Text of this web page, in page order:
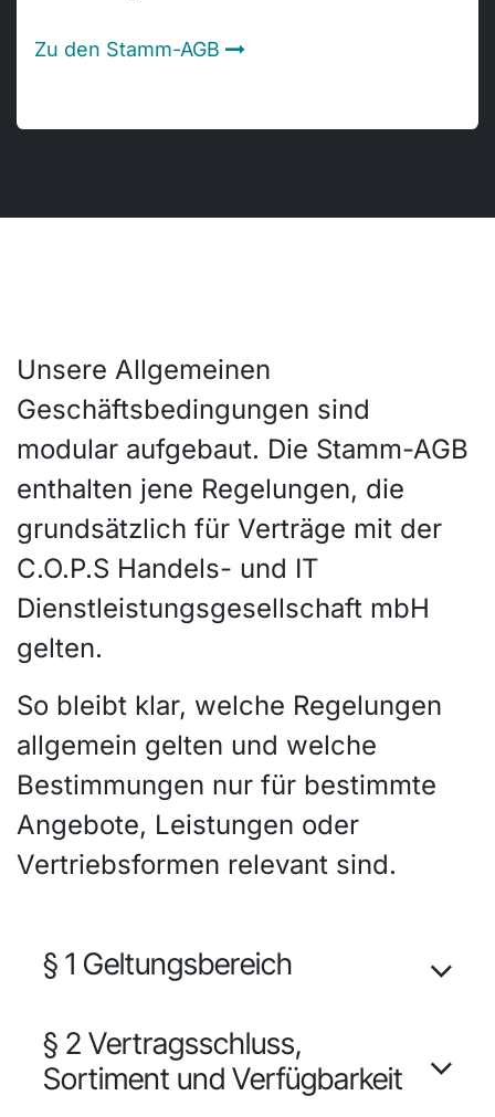
Zu den Stamm-AGB
Unsere Allgemeinen
Geschäftsbedingungen sind
modular aufgebaut. Die Stamm-AGB
enthalten jene Regelungen, die
grundsätzlich für Verträge mit der
C.O.P.S Handels- und IT
Dienstleistungsgesellschaft mbH
gelten.
So bleibt klar, welche Regelungen
allgemein gelten und welche
Bestimmungen nur für bestimmte
Angebote, Leistungen oder
Vertriebsformen relevant sind.
§ 1 Geltungsbereich
§ 2 Vertragsschluss,
Sortiment und Verfügbarkeit